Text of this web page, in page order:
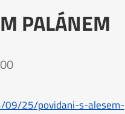
PALÁNEM
09/25/povidani-s-alesem-